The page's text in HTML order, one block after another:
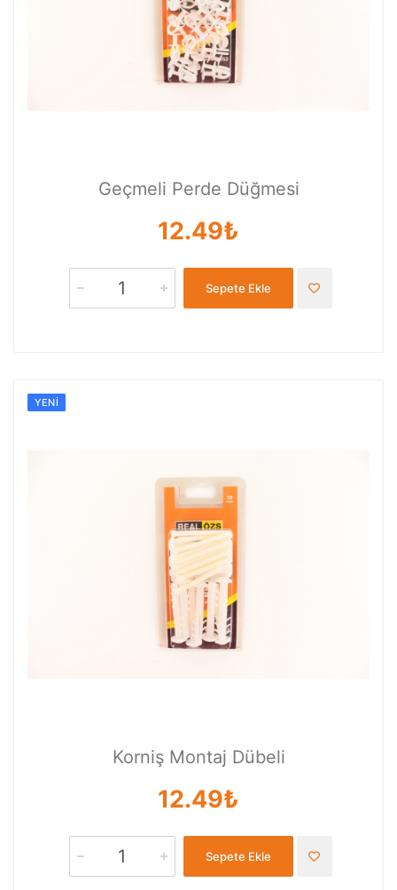
Geçmeli Perde Düğmesi
12.49₺
Sepete Ekle
YENI
Korniş Montaj Dübeli
12.49₺
Sepete Ekle